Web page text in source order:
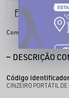
Compartilhe:
DESCRIÇÃO
Código
CINZEIRO PORTÁTIL